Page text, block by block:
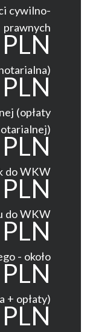
cywilno-
prawnych
(opłaty
do WKW
do WKW
- około
+ opłaty)